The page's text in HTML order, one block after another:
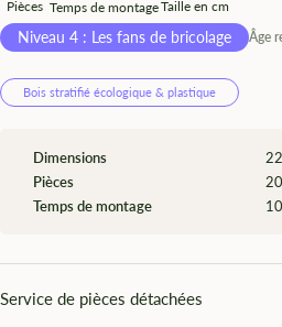
Pièces Temps de montageTaille en cm
Niveau 4 : Les fans de bricolage Âge
Bois stratifié écologique & plastique
Dimensions
Pièces
Temps de montage
Service de pièces détachées